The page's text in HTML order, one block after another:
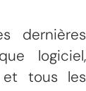
dernières
logiciel,
et tous les